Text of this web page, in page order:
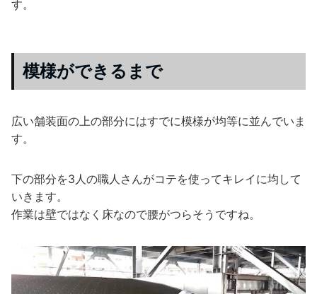
す。
模様ができるまで
広い舗装面の上の部分にはすでに模様が均等に並んでいま
す。
下の部分を3人の職人さんがコテを使ってキレイに均して
いきます。
作業は壁ではなく床なので腰がつらそうですね。